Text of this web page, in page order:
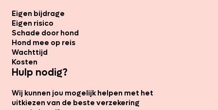
Eigen bijdrage
Eigen risico
Schade door hond
Hond mee op reis
Wachttijd
Kosten
Hulp nodig?
Wij kunnen jou mogelijk helpen met het
uitkiezen van de beste verzekering